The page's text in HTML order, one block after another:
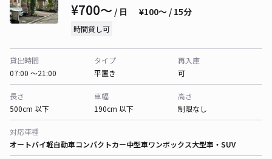
¥700〜 / 日 ¥100〜 / 15分
時間貸し可
貸出時間
07:00 〜21:00
タイプ
平置き
再入庫
可
長さ
500cm 以下
車幅
190cm 以下
高さ
制限なし
対応車種
オートバイ軽自動車コンパクトカー中型車ワンボックス大型車・SUV